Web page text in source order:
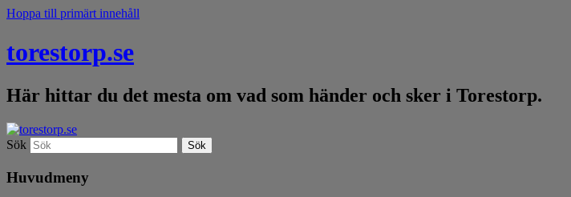
Hoppa till primärt innehåll
torestorp.se
Här hittar du det mesta om vad som händer och sker i Torestorp.
Sök
Huvudmeny